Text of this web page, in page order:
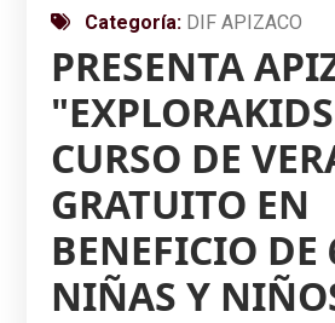
Categoría: DIF APIZACO
PRESENTA
CURSO DE
GRATUITO EN
BENEFICIO DE
NIÑAS Y